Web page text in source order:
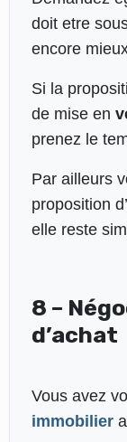
doit etre
encore
Si la
de mise en
prenez le
Par ailleurs
proposition
elle reste
8 –
d’achat
Vous avez
immobilier